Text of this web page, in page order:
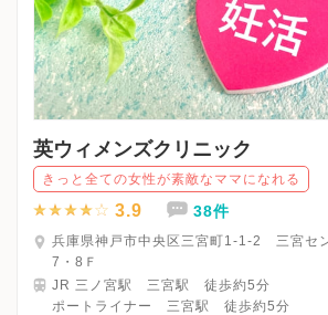
英ウィメンズクリニック
きっと全ての女性が素敵なママになれる
3.9 38件
兵庫県神戸市中央区三宮町1-1-2 三宮セ
7・8Ｆ
JR 三ノ宮駅 三宮駅 徒歩約5分
ポートライナー 三宮駅 徒歩約5分